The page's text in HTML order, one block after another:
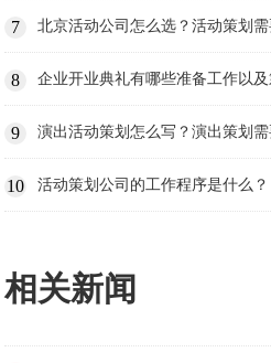
7 北京活动公司怎么选？活动策划
8 企业开业典礼有哪些准备工作以
9 演出活动策划怎么写？演出策划
10 活动策划公司的工作程序是什么？
相关新闻